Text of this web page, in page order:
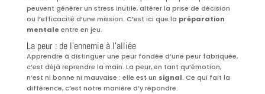
peuvent générer un stress inutile, altérer la prise de décision
ou l’efficacité d’une mission. C’est ici que la préparation
mentale entre en jeu.
La peur : de l’ennemie à l’alliée
Apprendre à distinguer une peur fondée d’une peur fabriquée,
c’est déjà reprendre la main. La peur, en tant qu’émotion,
n’est ni bonne ni mauvaise : elle est un signal. Ce qui fait la
différence, c’est notre manière d’y répondre.